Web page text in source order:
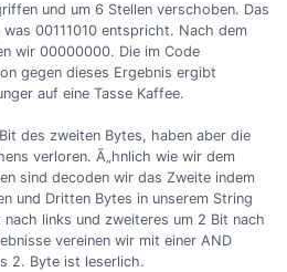
und um 6 Stellen verschoben. Das
was 00111010 entspricht. Nach dem
wir 00000000. Die im Code
gegen dieses Ergebnis ergibt
auf eine Tasse Kaffee.
des zweiten Bytes, haben aber die
verloren. Ã„hnlich wie wir dem
sind decoden wir das Zweite indem
und Dritten Bytes in unserem String
links und zweiteres um 2 Bit nach
vereinen wir mit einer AND
2. Byte ist leserlich.